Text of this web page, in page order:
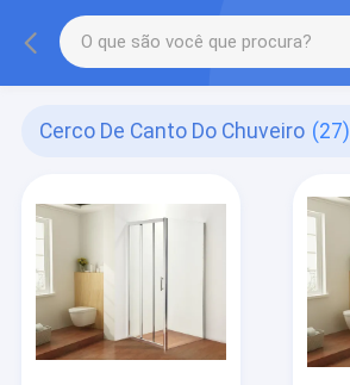
Cerco De Canto Do Chuveiro (27)